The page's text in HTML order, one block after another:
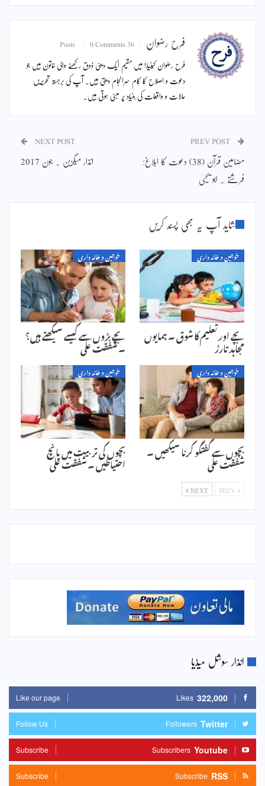
فرح رضوان 36 Posts
0 Comments
فرح رضوان کینیڈا میں مقیم ایک دینی ذوق رکھنے والی خاتون ہیں جو
دعوت و اصلاح کا کام سرانجام دیتی ہیں۔ آپ کی برجستہ تحریریں
حالات و واقعات کی بنیاد پر مبنی ہوتی ہیں۔
مضامین قرآن (38) دعوت کا ابلاغ:
فرشتے ۔ ابو یحییٰ
NEXT POST
انذار میگزین ۔ جون 2017
شاید آپ یہ بھی پسند کریں
خواتین و خانہ داری
بچے اور تعلیم کا شوق ۔ ہمایوں
مجاہد تارڑ
خواتین و خانہ داری
بچے بڑوں سے کیسے سیکھتے ہیں؟
۔ شفقت علی
خواتین و خانہ داری
بچوں سے گفتگو کرنا سیکھیں ۔
شفقت علی
خواتین و خانہ داری
بچوں کی تربیت میں پانچ
احتیاطیں ۔ شفقت علی
NEXT
انذار سوشل میڈیا
322,000
Likes
Like our page
Twitter
Followers
Follow Us
Youtube
Subscribers
Subscribe
RSS
Subscribe
Subscribe